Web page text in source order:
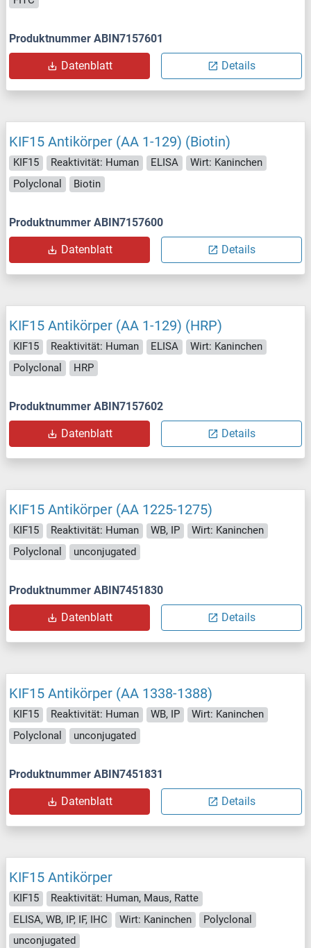
Produktnummer ABIN7157601
Datenblatt Details
KIF15 Antikörper (AA 1-129) (Biotin)
KIF15 Reaktivität: Human ELISA
Wirt: Kaninchen
Polyclonal
Biotin
Produktnummer ABIN7157600
Datenblatt Details
KIF15 Antikörper (AA 1-129) (HRP)
KIF15 Reaktivität: Human ELISA
Wirt: Kaninchen
Polyclonal
HRP
Produktnummer ABIN7157602
Datenblatt Details
KIF15 Antikörper (AA 1225-1275)
KIF15 Reaktivität: Human WB, IP
Wirt: Kaninchen
Polyclonal
unconjugated
Produktnummer ABIN7451830
Datenblatt Details
KIF15 Antikörper (AA 1338-1388)
KIF15 Reaktivität: Human WB, IP
Wirt: Kaninchen
Polyclonal
unconjugated
Produktnummer ABIN7451831
Datenblatt Details
KIF15 Antikörper
KIF15
Reaktivität: Human, Maus, Ratte
ELISA, WB, IP, IF, IHC
Wirt: Kaninchen
Polyclonal
unconjugated